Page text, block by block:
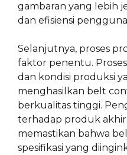
gambaran yang lebih
dan efisiensi
Selanjutnya, proses
faktor penentu.
dan kondisi produksi
menghasilkan belt
berkualitas tinggi.
terhadap produk
memastikan bahwa
spesifikasi yang